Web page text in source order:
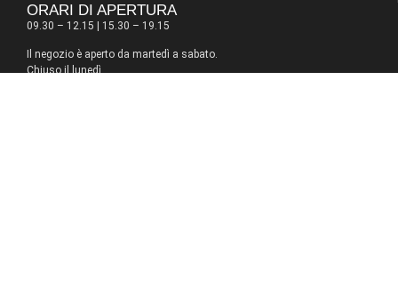
ORARI DI APERTURA
09.30 – 12.15 | 15.30 – 19.15
Il negozio è aperto da martedì a sabato.
Chiuso il lunedì.